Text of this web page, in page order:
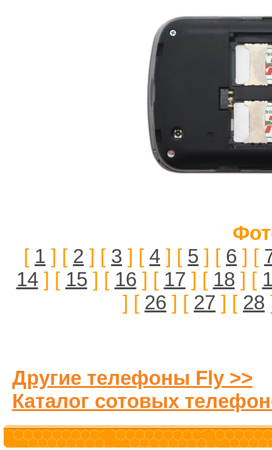
[ 1 ] [ 2 ] [ 3 ] [ 4 ] [ 5 ] [ 6 ] [
14] [ 15 ] [ 16 ] [ 17 ] [ 18 ] [
] [ 26 ] [ 27 ] [ 28
Другие телефоны Fly >>
Каталог сотовых